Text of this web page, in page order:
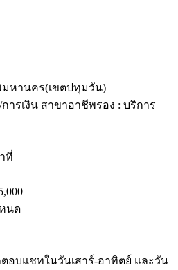
มหานคร(เขตปทุมวัน)
รเงิน สาขาอาชีพรอง : บริการ
ที่
นด
อบแชทในวันเสาร์-อาทิตย์ และวัน